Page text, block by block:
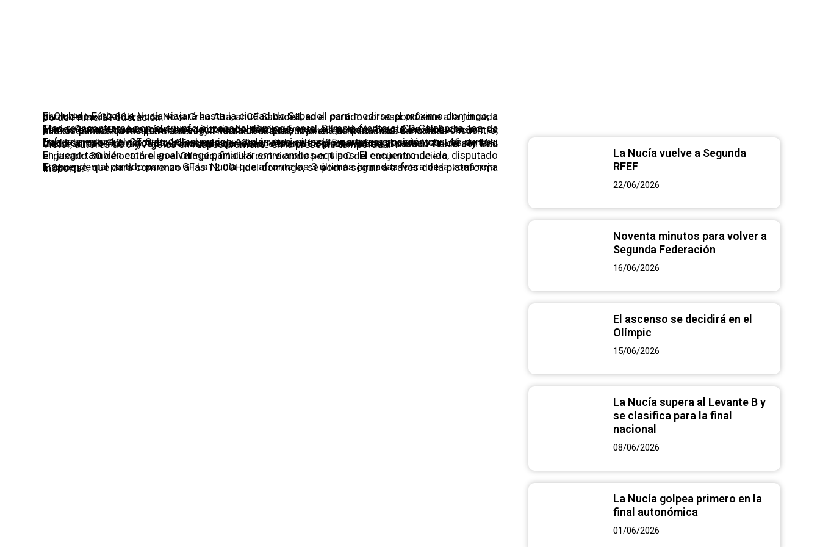
El Club de Fútbol La Nucía viajará hasta la ciudad de Sabadell para medirse el próximo domingo, a partir de las 12:00H, en la Nova Creu Alta, al CE Sabadell, en el partido correspondiente a la jornada 36 de Primera Federación.
Tras reencontrarse con el triunfo el pasado domingo en el Olímpic frente al CD Calahorra, los de Mario Cartagena buscarán una victoria balsámica frente a un rival directo en la lucha por la permanencia. Situados fuera de la zona de descenso con 43 puntos, los nucieros buscarán tres nuevos puntos que le permitan seguir fuera de la zona roja una semana más. De cara al encuentro, el técnico nuciero recupera a Kevin y Thomas Dasquet, una vez cumplidas sus sanciones.
Enfrente estará el CE Sabadell, el equipo catalán está situado en novena posición con 46 puntos, tras acumular 12 victorias, 10 empates y 13 derrotas en los 35 partidos precedentes. Los de Miki Lladó suman 4 partidos sin conocer la derrota, y vienen de empatar a uno el pasado fin de semana frente al CF Intercity. En las filas arlequinadas destaca la presencia de Christian Herrera y Pau Victor, autores de 9 y 7 goles en respectivamente en la presente temporada.
En juego también está el goalverage particular entre ambos equipos. El encuentro de ida, disputado el pasado 30 de octubre en el Olímpic, finalizó con victoria por 1 a 0 del conjunto nuciero.
Trascendental partido para un CF La Nucía que afronta las 3 últimas jornadas fuera de la zona roja. El choque, que dará comienzo a las 12:00H del domingo, se podrá seguir a través de la plataforma InSports.
La Nucía vuelve a Segunda
RFEF
22/06/2026
Noventa minutos para volver a
Segunda Federación
16/06/2026
El ascenso se decidirá en el
Olímpic
15/06/2026
La Nucía supera al Levante B y
se clasifica para la final
nacional
08/06/2026
La Nucía golpea primero en la
final autonómica
01/06/2026